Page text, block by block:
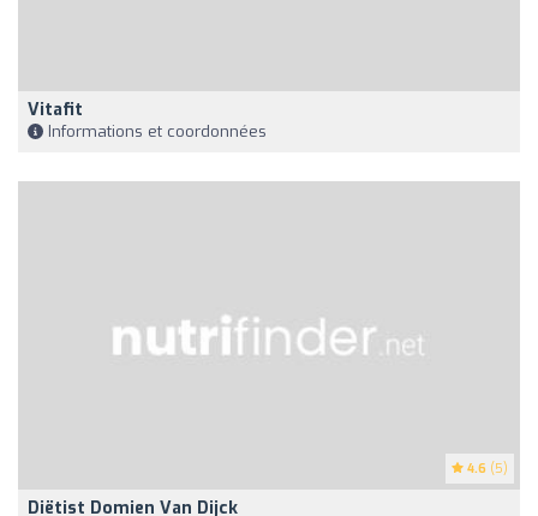
Vitafit
Informations et coordonnées
4.6 (5)
Diëtist Domien Van Dijck